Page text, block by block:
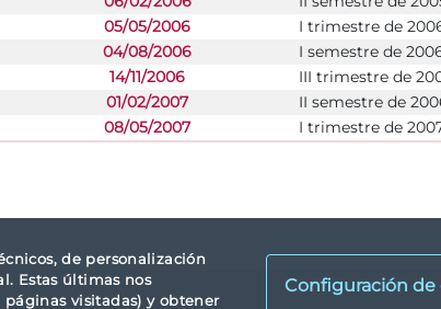
de personalización
Estas últimas nos
visitadas) y obtener
Configuración de
05/05/2006
I trimestre de
04/08/2006
I semestre de
14/11/2006
III trimestre de
01/02/2007
II semestre de
08/05/2007
I trimestre de